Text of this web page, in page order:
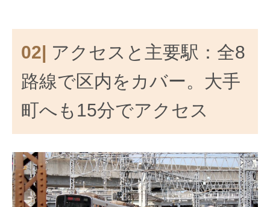
02| アクセスと主要駅：全8
路線で区内をカバー。大手
町へも15分でアクセス